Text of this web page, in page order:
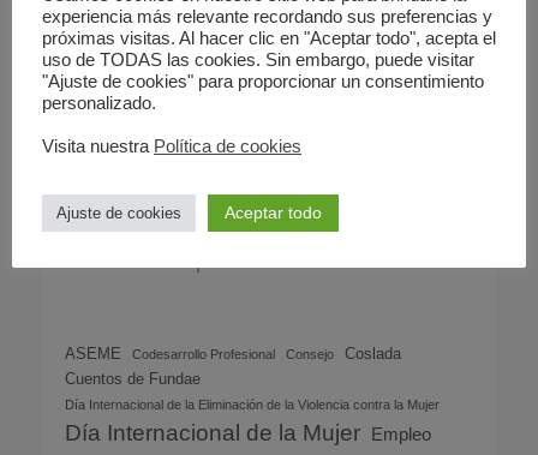
2024
8 marzo, 2024
Archivos
ASEME Codesarrollo Profesional Consejo
Coslada
Cuentos de Fundae
Día Internacional de la Eliminación de la Violencia contra la Mujer
Día Internacional de la Mujer Empleo
experiencia más relevante recordando sus preferencias y
próximas visitas. Al hacer clic en "Aceptar todo", acepta el
uso de TODAS las cookies. Sin embargo, puede visitar
"Ajuste de cookies" para proporcionar un consentimiento
personalizado.
Visita nuestra Política de cookies
Ajuste de cookies Aceptar todo